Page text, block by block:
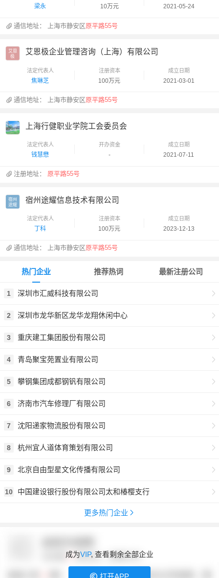
梁永 10万元 2021-05-24
通信地址： 上海市静安区原平路55号
艾恩
极
艾恩极企业管理咨询（上海）有限公司
法定代表人
焦琳芝
注册资本
100万元
成立日期
2021-03-01
通信地址： 上海市静安区原平路55号
上海行健职业学院工会委员会
法定代表人
钱慧懋
开办资金
-
成立日期
2021-07-11
注册地址： 原平路55号
宿州
途耀
宿州途耀信息技术有限公司
法定代表人
丁科
注册资本
100万元
成立日期
2023-12-13
通信地址： 上海市静安区原平路55号
热门企业
1 深圳市汇威科技有限公司
2 深圳市龙华新区龙华龙翔休闲中心
3 重庆建工集团股份有限公司
4 青岛聚宝苑置业有限公司
5 攀钢集团成都钢钒有限公司
6 济南市汽车修理厂有限公司
7 沈阳递家物流股份有限公司
8 杭州宜人道体育策划有限公司
9 北京自由型星文化传播有限公司
10 中国建设银行股份有限公司太和椿樱支行
更多热门企业
推荐热词 最新注册公司
成为VIP, 查看剩余全部企业
打开APP